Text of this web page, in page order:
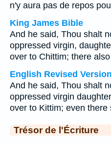
n'y aura pas de repos
King James Bible
And he said, Thou shalt
oppressed virgin,
over to Chittim; there
English Revised Version
And he said, Thou shalt
oppressed virgin
over to Kittim; even
Trésor de l'Écriture